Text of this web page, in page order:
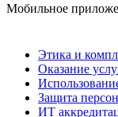
Мобильное
Этика и
Оказание
Защита
ИТ